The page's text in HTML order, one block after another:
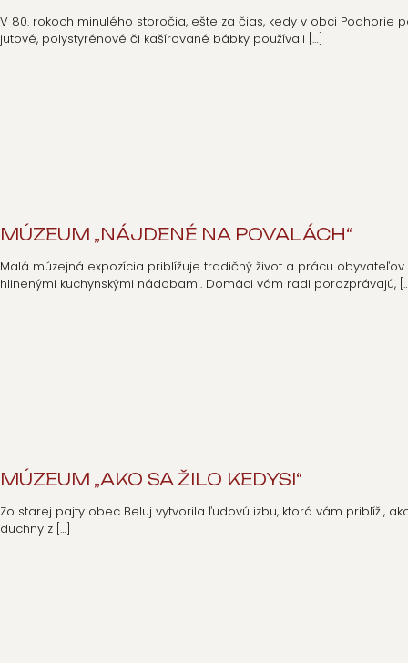
V 80. rokoch minulého storočia, ešte za čias, kedy v obci Podhorie
jutové, polystyrénové či kašírované bábky používali […]
MÚZEUM „NÁJDENÉ NA POVALÁCH“
Malá múzejná expozícia priblížuje tradičný život a prácu
hlinenými kuchynskými nádobami. Domáci vám radi porozprávajú,
MÚZEUM „AKO SA ŽILO KEDYSI“
Zo starej pajty obec Beluj vytvorila ľudovú izbu, ktorá vám priblíži,
duchny z […]